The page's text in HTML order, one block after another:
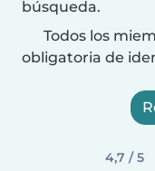
búsqueda.
Todos los
obligatoria de
4,7 / 5